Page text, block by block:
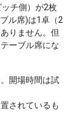
チ側）が2枚
ル席)は1卓（2
りません。但
ーブル席にな
開場時間は試
されているも